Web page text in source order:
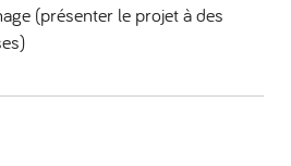
(présenter le projet à des